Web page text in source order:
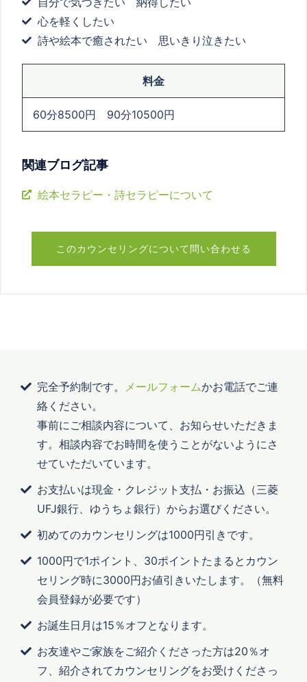
心を軽くしたい
詩や絵本で癒されたい 思いきり泣きたい
料金
60分8500円 90分10500円
関連ブログ記事
絵本セラピー・詩セラピーについて
このカウンセリングについて問い合わせる
完全予約制です。 メールフォームかお電話でご連
絡ください。
事前にご相談内容について、お知らせいただきま
す。相談内容でお時間を使うことがないようにさ
せていただいています。
お支払いは現金・クレジット支払・お振込（三菱
UFJ銀行、ゆうちょ銀行）からお選びください。
初めてのカウンセリングは1000円引きです。
1000円で1ポイント、30ポイントたまるとカウン
セリング時に3000円お値引きいたします。（無料
会員登録が必要です）
お誕生日月は15％オフとなります。
お友達やご家族をご紹介くださった方は20％オ
フ、紹介されてカウンセリングをお受けくださっ